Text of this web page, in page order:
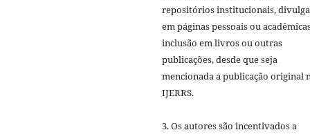
repositórios institucionais,
em páginas pessoais ou
inclusão em livros ou outras
publicações, desde que seja
mencionada a publicação original
IJERRS.
3. Os autores são incentivados a